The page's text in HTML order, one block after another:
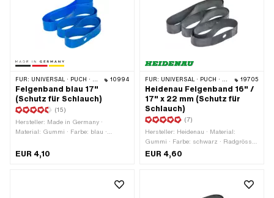
FÜR: UNIVERSAL · PUCH · SACHS · PONY / CILO (BETA 521 & 512) · PIAGGIO · ZÜNDAPP BELMONDO · TOMOS 10994
Felgenband blau 17"
(Schutz für Schlauch)
(15)
Hersteller: Made in Germany ·
Material: Gummi · Farbe: blau ·
mm · Breite: 23 mm
EUR 4,10
FÜR: UNIVERSAL · PUCH · SACHS · PONY / CILO (BETA 521 & 512) · PIAGGIO · ZÜNDAPP BELMONDO · TOMOS · BYE BIKE · ALPA CHOPPER / TURBO · CILO 19705
Heidenau Felgenband 16" /
17" x 22 mm (Schutz für
Schlauch)
(7)
Hersteller: Heidenau · Material:
Gummi · Farbe: schwarz · Radgrösse:
16 - 17 " · Gesamtlänge: 1150 mm ·
EUR 4,60